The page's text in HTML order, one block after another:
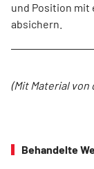
und Position mit
absichern.
(Mit Material von
Behandelte